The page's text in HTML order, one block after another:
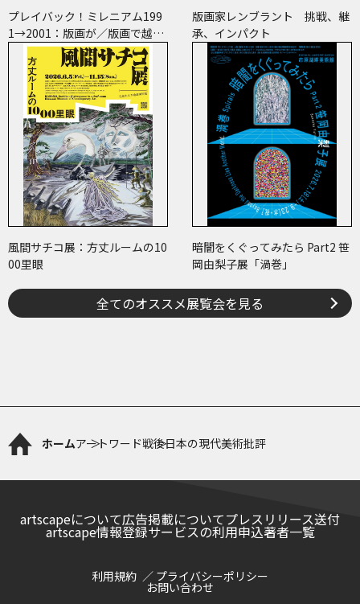
プレイバック！ミレニアム199
1→2001：版画が／版画で越え
た境界
版画家レンブラント 挑戦、継
承、インパクト
風間サチコ展：方丈ルームの10
00里眼
暗闇をくぐってみたら Part2 笹
岡由梨子展「渦巻」
全てのオススメ展覧会を見る
ホームアートワード戦後日本の現代美術批評
artscapeについて広告掲載についてプレスリリース送付
artscape情報登録サービスの利用申込著者一覧
利用規約 プライバシーポリシー
お問い合わせ